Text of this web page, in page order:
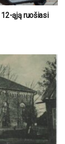
12-ąją ruošiasi